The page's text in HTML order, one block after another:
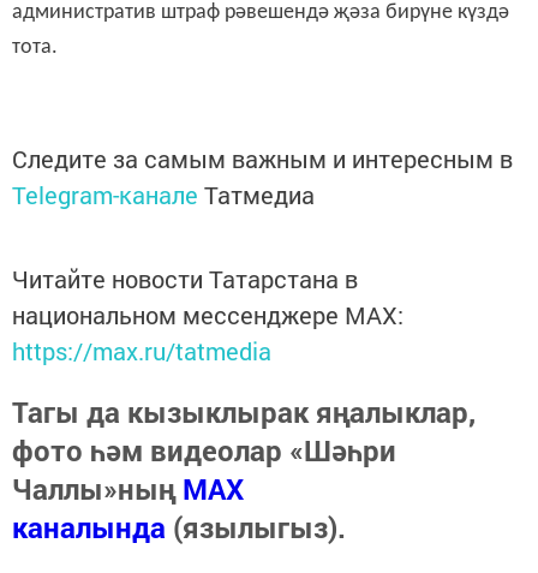
административ штраф рәвешендә җәза бирүне күздә
тота.
Следите за самым важным и интересным в
Telegram-канале Татмедиа
Читайте новости Татарстана в
национальном мессенджере MАХ:
https://max.ru/tatmedia
Тагы да кызыклырак яңалыклар,
фото һәм видеолар «Шәһри
Чаллы»ныңMAX
каналында (язылыгыз).